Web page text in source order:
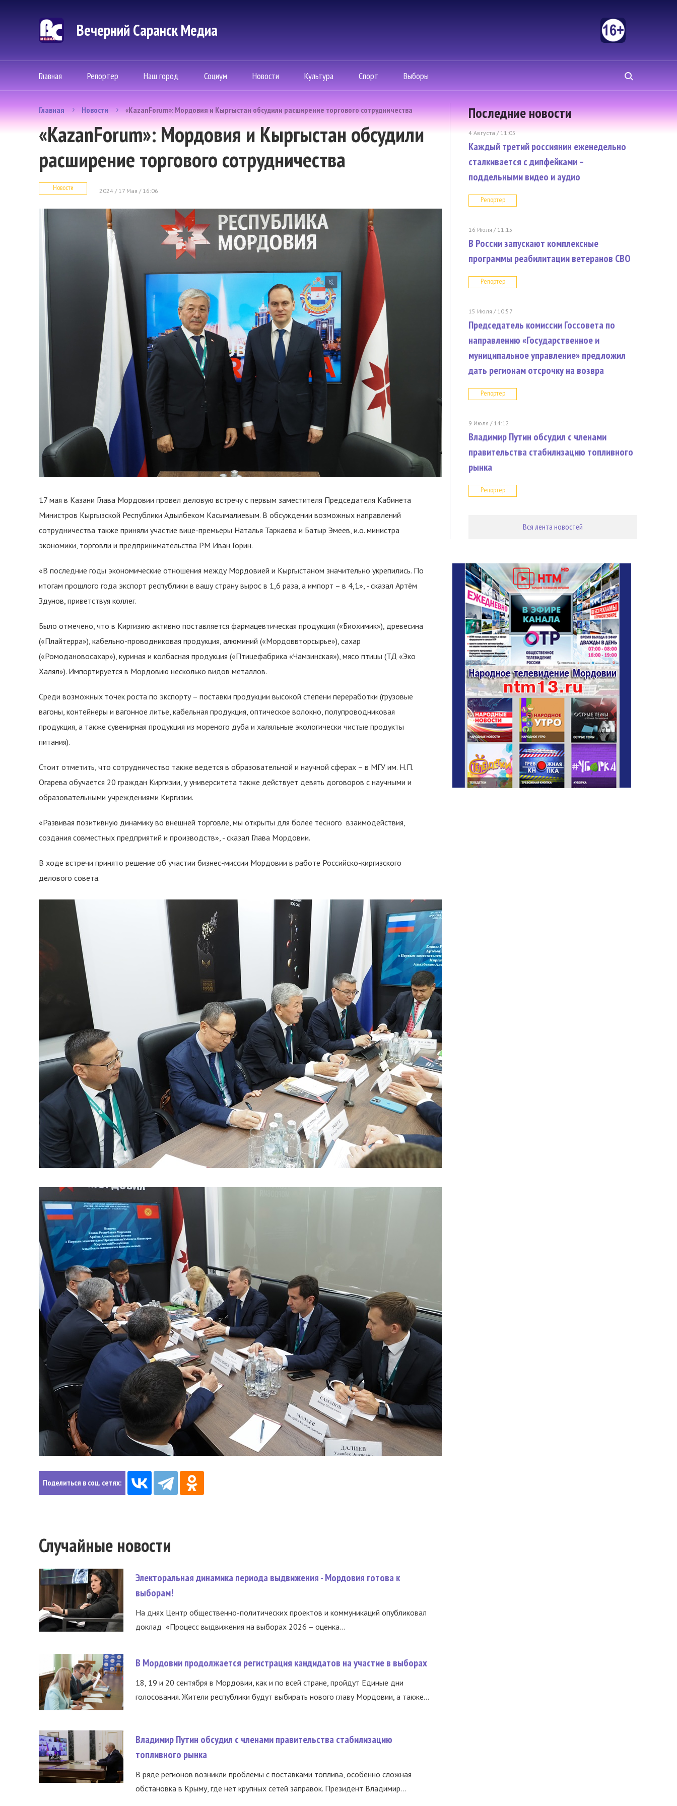
Вечерний Саранск Mедиа
Главная Репортер Наш город Социум Новости Культура Спорт Выборы
Главная Новости «KazanForum»: Мордовия и Кыргыстан обсудили расширение торгового сотрудничества
«KazanForum»: Мордовия и Кыргыстан обсудили
расширение торгового сотрудничества
Новости 2024 / 17 Мая / 16:06
17 мая в Казани Глава Мордовии провел деловую встречу с первым заместителя Председателя Кабинета
Министров Кыргызской Республики Адылбеком Касымалиевым. В обсуждении возможных направлений
сотрудничества также приняли участие вице-премьеры Наталья Таркаева и Батыр Эмеев, и.о. министра
экономики, торговли и предпринимательства РМ Иван Горин.
«В последние годы экономические отношения между Мордовией и Кыргыстаном значительно укрепились. По
итогам прошлого года экспорт республики в вашу страну вырос в 1,6 раза, а импорт – в 4,1», - сказал Артём
Здунов, приветствуя коллег.
Было отмечено, что в Киргизию активно поставляется фармацевтическая продукция («Биохимик»), древесина
(«Плайтерра»), кабельно-проводниковая продукция, алюминий («Мордоввторсырье»), сахар
(«Ромодановосахар»), куриная и колбасная продукция («Птицефабрика «Чамзинская»), мясо птицы (ТД «Эко
Халял»). Импортируется в Мордовию несколько видов металлов.
Среди возможных точек роста по экспорту – поставки продукции высокой степени переработки (грузовые
вагоны, контейнеры и вагонное литье, кабельная продукция, оптическое волокно, полупроводниковая
продукция, а также сувенирная продукция из мореного дуба и халяльные экологически чистые продукты
питания).
Стоит отметить, что сотрудничество также ведется в образовательной и научной сферах – в МГУ им. Н.П.
Огарева обучается 20 граждан Киргизии, у университета также действует девять договоров с научными и
образовательными учреждениями Киргизии.
«Развивая позитивную динамику во внешней торговле, мы открыты для более тесного взаимодействия,
создания совместных предприятий и производств», - сказал Глава Мордовии.
В ходе встречи принято решение об участии бизнес-миссии Мордовии в работе Российско-киргизского
делового совета.
Поделиться в соц. сетях:
Случайные новости
Электоральная динамика периода выдвижения - Мордовия готова к
выборам!
На днях Центр общественно-политических проектов и коммуникаций опубликовал
доклад «Процесс выдвижения на выборах 2026 – оценка...
В Мордовии продолжается регистрация кандидатов на участие в выборах
18, 19 и 20 сентября в Мордовии, как и по всей стране, пройдут Единые дни
голосования. Жители республики будут выбирать нового главу Мордовии, а также...
Владимир Путин обсудил с членами правительства стабилизацию
топливного рынка
В ряде регионов возникли проблемы с поставками топлива, особенно сложная
обстановка в Крыму, где нет крупных сетей заправок. Президент Владимир...
Последние новости
4 Августа / 11:05
Каждый третий россиянин еженедельно
сталкивается с дипфейками –
поддельными видео и аудио
Репортер
16 Июля / 11:15
В России запускают комплексные
программы реабилитации ветеранов СВО
Репортер
15 Июля / 10:57
Председатель комиссии Госсовета по
направлению «Государственное и
муниципальное управление» предложил
дать регионам отсрочку на возвра
Репортер
9 Июля / 14:12
Владимир Путин обсудил с членами
правительства стабилизацию топливного
рынка
Репортер
Вся лента новостей